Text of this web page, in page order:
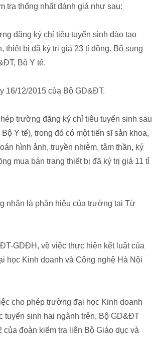
tra thống nhất đánh giá như sau:
đăng ký chỉ tiêu tuyển sinh đào tạo
bị đã ký trị giá 23 tỉ đồng. Bổ sung
Bộ Y tế.
16/12/2015 của Bộ GD&ĐT.
trường đăng ký chỉ tiêu tuyển sinh sau
Y tế), trong đó có một tiến sĩ sản khoa,
hình ảnh, truyền nhiễm, tâm thần, ký
mua bán trang thiết bị đã ký trị giá 11 tỉ
nhận là phân hiệu của trường tại Từ
GDĐH, về việc thực hiện kết luật của
học Kinh doanh và Công nghệ Hà Nội
cho phép trường đại học Kinh doanh
tuyển sinh hai ngành trên, Bộ GD&ĐT
đoàn kiểm tra liên Bộ Giáo dục và